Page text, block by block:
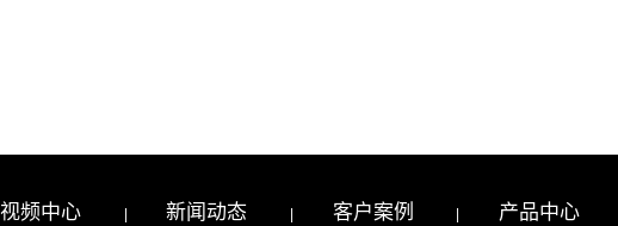
视频中心 新闻动态 客户案例 产品中心